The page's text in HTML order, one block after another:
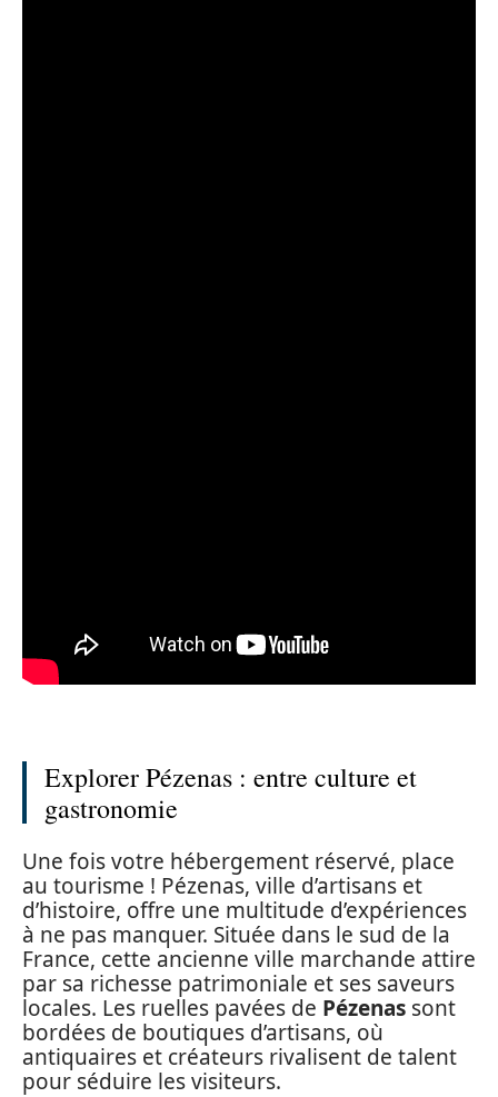
Explorer Pézenas : entre culture et
gastronomie
Une fois votre hébergement réservé, place
au tourisme ! Pézenas, ville d’artisans et
d’histoire, offre une multitude d’expériences
à ne pas manquer. Située dans le sud de la
France, cette ancienne ville marchande attire
par sa richesse patrimoniale et ses saveurs
locales. Les ruelles pavées de Pézenas sont
bordées de boutiques d’artisans, où
antiquaires et créateurs rivalisent de talent
pour séduire les visiteurs.